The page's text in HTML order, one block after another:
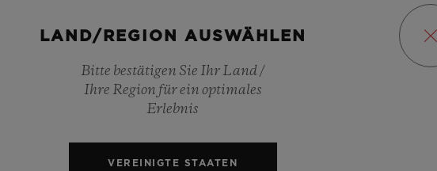
Play
LAND/REGION AUSWÄHLEN
Bitte bestätigen Sie Ihr Land /
Ihre Region für ein optimales
Erlebnis
VEREINIGTE STAATEN